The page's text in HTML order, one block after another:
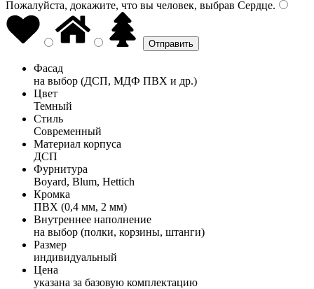
Пожалуйста, докажите, что вы человек, выбрав Сердце.
Фасад
на выбор (ДСП, МДФ ПВХ и др.)
Цвет
Темный
Стиль
Современный
Материал корпуса
ДСП
Фурнитура
Boyard, Blum, Hettich
Кромка
ПВХ (0,4 мм, 2 мм)
Внутреннее наполнение
на выбор (полки, корзины, штанги)
Размер
индивидуальный
Цена
указана за базовую комплектацию